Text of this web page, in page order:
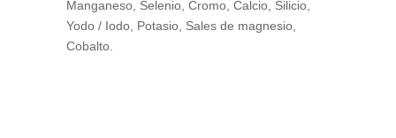
Manganeso, Selenio, Cromo, Calcio, Silicio,
Yodo / Iodo, Potasio, Sales de magnesio,
Cobalto.